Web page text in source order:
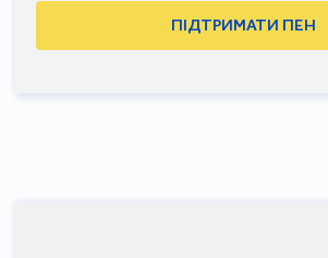
ПІДТРИМАТИ ПЕН